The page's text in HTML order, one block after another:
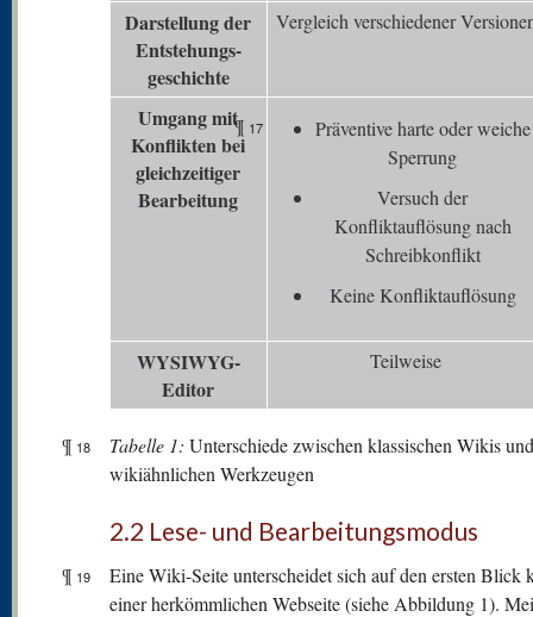
Darstellung der
Entstehungs-
geschichte
Vergleich verschiedener
Umgang mit
Konflikten bei
gleichzeitiger
Bearbeitung
¶ 17
Präventive harte oder weiche
Sperrung
Versuch der
Konfliktauflösung nach
Schreibkonflikt
Keine Konfliktauflösung
WYSIWYG-
Editor
Teilweise
¶ 18 Tabelle 1: Unterschiede zwischen klassischen Wikis und
wikiähnlichen Werkzeugen
2.2 Lese- und Bearbeitungsmodus
¶ 19
Eine Wiki-Seite unterscheidet sich auf den ersten Blick
einer herkömmlichen Webseite (siehe Abbildung 1).